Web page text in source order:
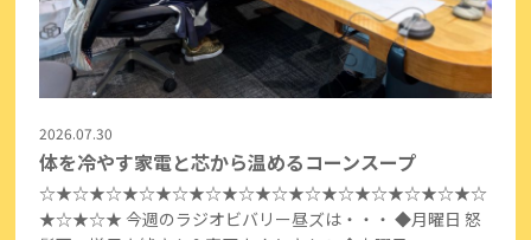
2026.07.30
体を冷やす家電と芯から温めるコーンスープ
☆★☆★☆★☆★☆★☆★☆★☆★☆★☆★☆★☆★☆★☆
★☆★☆★ 今週のラジオビバリー昼ズは・・・ ◆月曜日 怒